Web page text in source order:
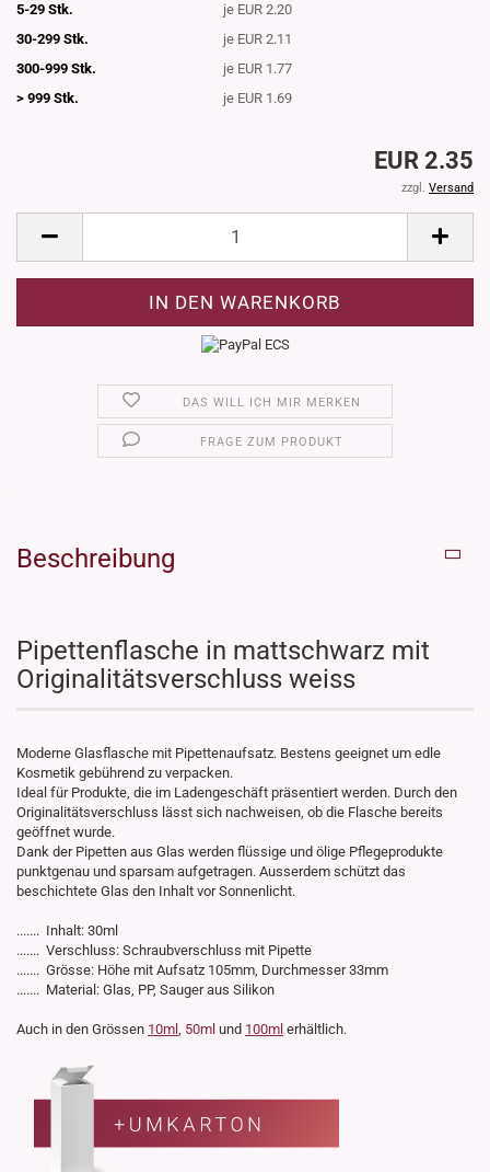
5-29 Stk.
je EUR 2.20
30-299 Stk.
je EUR 2.11
300-999 Stk.
je EUR 1.77
> 999 Stk.
je EUR 1.69
EUR 2.35
zzgl. Versand
DAS WILL ICH MIR MERKEN
FRAGE ZUM PRODUKT
Beschreibung
Pipettenflasche in mattschwarz mit
Originalitätsverschluss weiss
Moderne Glasflasche mit Pipettenaufsatz. Bestens geeignet um edle
Kosmetik gebührend zu verpacken.
Ideal für Produkte, die im Ladengeschäft präsentiert werden. Durch den
Originalitätsverschluss lässt sich nachweisen, ob die Flasche bereits
geöffnet wurde.
Dank der Pipetten aus Glas werden flüssige und ölige Pflegeprodukte
punktgenau und sparsam aufgetragen. Ausserdem schützt das
beschichtete Glas den Inhalt vor Sonnenlicht.
....... Inhalt: 30ml
....... Verschluss: Schraubverschluss mit Pipette
....... Grösse: Höhe mit Aufsatz 105mm, Durchmesser 33mm
....... Material: Glas, PP, Sauger aus Silikon
Auch in den Grössen 10ml , 50ml und 100ml erhältlich.